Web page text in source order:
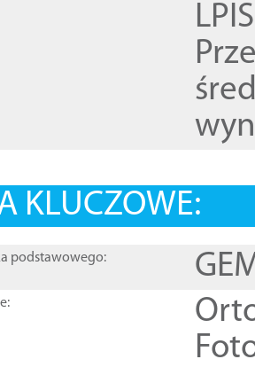
KLUCZOWE:
podstawowego: